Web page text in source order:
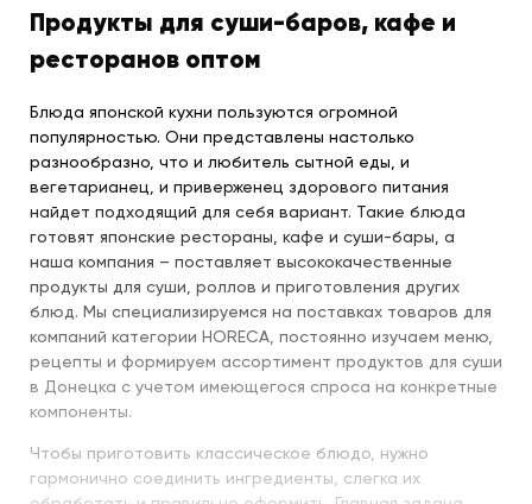
Продукты для суши-баров, кафе и
ресторанов оптом
Блюда японской кухни пользуются огромной
популярностью. Они представлены настолько
разнообразно, что и любитель сытной еды, и
вегетарианец, и приверженец здорового питания
найдет подходящий для себя вариант. Такие блюда
готовят японские рестораны, кафе и суши-бары, а
наша компания – поставляет высококачественные
продукты для суши, роллов и приготовления других
блюд. Мы специализируемся на поставках товаров для
компаний категории HORECA, постоянно изучаем меню,
рецепты и формируем ассортимент продуктов для суши
в Донецка с учетом имеющегося спроса на конкретные
компоненты.
Чтобы приготовить классическое блюдо, нужно
гармонично соединить ингредиенты, слегка их